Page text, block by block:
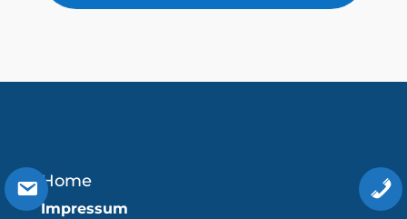
Home
Impressum